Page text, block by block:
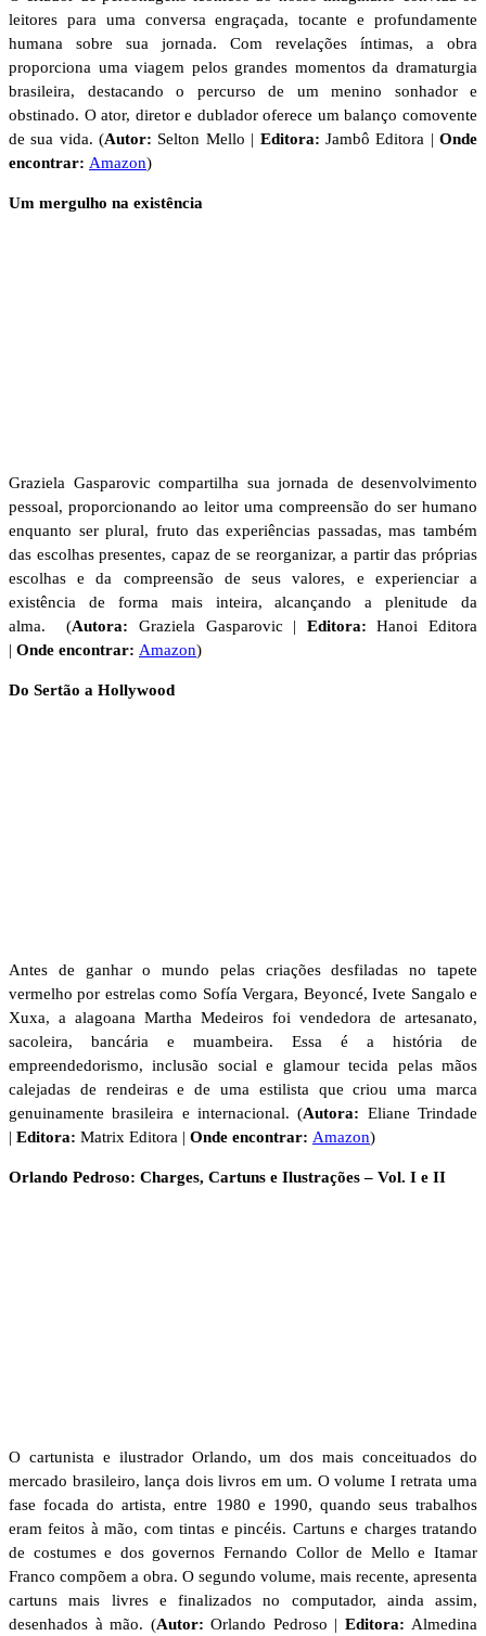
leitores para uma conversa engraçada, tocante e profundamente
humana sobre sua jornada. Com revelações íntimas, a obra
proporciona uma viagem pelos grandes momentos da dramaturgia
brasileira, destacando o percurso de um menino sonhador e
obstinado. O ator, diretor e dublador oferece um balanço comovente
de sua vida. (Autor: Selton Mello | Editora: Jambô Editora |Onde
encontrar: Amazon)
Um mergulho na existência
Graziela Gasparovic compartilha sua jornada de desenvolvimento
pessoal, proporcionando ao leitor uma compreensão do ser humano
enquanto ser plural, fruto das experiências passadas, mas também
das escolhas presentes, capaz de se reorganizar, a partir das próprias
escolhas e da compreensão de seus valores, e experienciar a
existência de forma mais inteira, alcançando a plenitude da
alma. (Autora: Graziela Gasparovic | Editora: Hanoi Editora
| Onde encontrar: Amazon)
Do Sertão a Hollywood
Antes de ganhar o mundo pelas criações desfiladas no tapete
vermelho por estrelas como Sofía Vergara, Beyoncé, Ivete Sangalo e
Xuxa, a alagoana Martha Medeiros foi vendedora de artesanato,
sacoleira, bancária e muambeira. Essa é a história de
empreendedorismo, inclusão social e glamour tecida pelas mãos
calejadas de rendeiras e de uma estilista que criou uma marca
genuinamente brasileira e internacional. (Autora: Eliane Trindade
| Editora: Matrix Editora | Onde encontrar: Amazon)
Orlando Pedroso: Charges, Cartuns e Ilustrações – Vol. I e II
O cartunista e ilustrador Orlando, um dos mais conceituados do
mercado brasileiro, lança dois livros em um. O volume I retrata uma
fase focada do artista, entre 1980 e 1990, quando seus trabalhos
eram feitos à mão, com tintas e pincéis. Cartuns e charges tratando
de costumes e dos governos Fernando Collor de Mello e Itamar
Franco compõem a obra. O segundo volume, mais recente, apresenta
cartuns mais livres e finalizados no computador, ainda assim,
desenhados à mão. (Autor: Orlando Pedroso | Editora: Almedina